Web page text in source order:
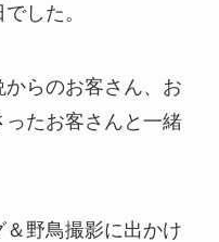
した。
からのお客さん、お
たお客さんと一緒
野鳥撮影に出かけ